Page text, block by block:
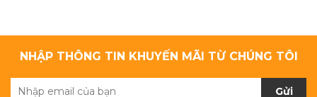
NHẬP THÔNG TIN KHUYẾN MÃI TỪ CHÚNG TÔI
Gửi